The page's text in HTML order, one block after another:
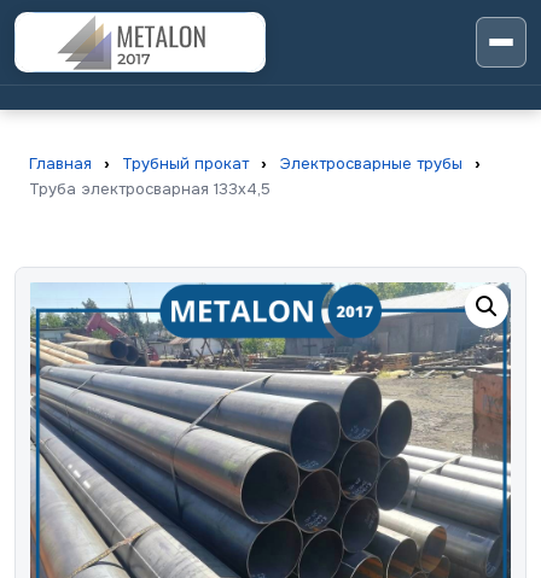
Главная › Трубный прокат › Электросварные трубы
›
Труба электросварная 133х4,5